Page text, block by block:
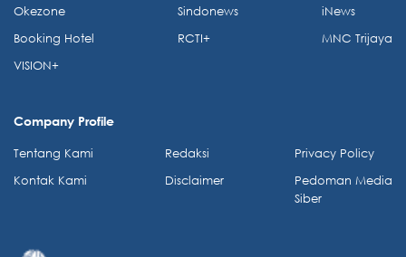
Okezone
Booking Hotel
VISION+
Sindonews
RCTI+
iNews
MNC Trijaya
Company Profile
Tentang Kami
Kontak Kami
Redaksi
Disclaimer
Privacy Policy
Pedoman Media
Siber